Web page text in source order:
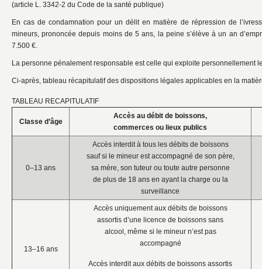
(article L. 3342-2 du Code de la santé publique)
En cas de condamnation pour un délit en matière de répression de
mineurs, prononcée depuis moins de 5 ans, la peine s’élève à un an
7.500 €.
La personne pénalement responsable est celle qui exploite personnellement
Ci-après, tableau récapitulatif des dispositions légales applicables en la
TABLEAU RECAPITULATIF
Classe d’âge
Accès au débit de boissons,
commerces ou lieux publics
0–13 ans
Accès interdit à tous les débits de boissons
sauf si le mineur est accompagné de son père,
sa mère, son tuteur ou toute autre personne
de plus de 18 ans en ayant la charge ou la
surveillance
13–16 ans
Accès uniquement aux débits de boissons
assortis d’une licence de boissons sans
alcool, même si le mineur n’est pas
accompagné
Accès interdit aux débits de boissons assortis